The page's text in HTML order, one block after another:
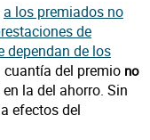
a los premiados no
de
dependan de los
del premio no
en la del ahorro. Sin
efectos del